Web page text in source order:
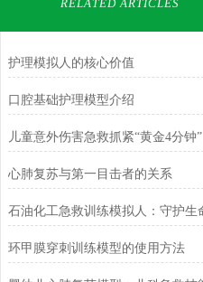
RELATED ARTICLES
护理模拟人的核心价值
口腔基础护理模型介绍
儿童意外伤害急救抓紧“黄金4分钟”
心肺复苏与第一目击者的关系
环甲膜穿刺训练模型的使用方法